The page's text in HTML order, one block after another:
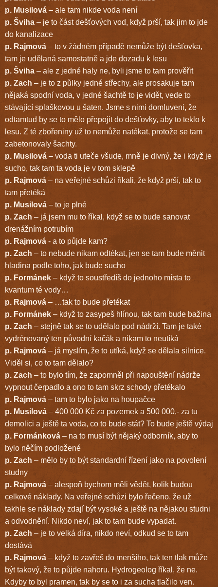
p. Musilová – ale tam nikde voda není
p. Šviha – je to část dešťových vod, když prší, tak jim to jde
do kanalizace
p. Rajmová – to v žádném případě nemůže být dešťovka,
tam je udělaná samostatně a jde dozadu k lesu
p. Šviha – ale z jedné haly ne, byli jsme to tam prověřit
p. Zach – je to z půlky jedné střechy, ale prosakuje tam
nějaká spodní voda, v jedné šachtě to je vidět, vede to
stávající splaškovou u šaten. Jsme s nimi domluveni, že
odtamtud by se to mělo přepojit do dešťovky, aby to teklo k
lesu. Z té zbořeniny už to nemůže natékat, protože se tam
zabetonovaly šachty.
p. Musilová – voda ti uteče všude, mně je divný, že i když je
sucho, tak tam ta voda je v tom sklepě
p. Rajmová – na veřejné schůzi říkali, že když prší, tak to
tam přetéká
p. Musilová – to je plné
p. Zach – já jsem mu to říkal, když se to bude sanovat
drenážním potrubím
p. Rajmová - a to půjde kam?
p. Zach – to nebude nikam odtékat, jen se tam bude měnit
hladina podle toho, jak bude sucho
p. Formánek – když to soustředíš do jednoho místa to
kvantum té vody…
p. Rajmová – …tak to bude přetékat
p. Formánek – když to zasypeš hlínou, tak tam bude bažina
p. Zach – stejně tak se to udělalo pod nádrží. Tam je také
vydrénovaný ten původní kačák a nikam to neutíká
p. Rajmová – já myslím, že to utíká, když se dělala silnice.
Viděl si, co to tam dělalo?
p. Zach – to bylo tím, že zapomněl při napouštění nádrže
vypnout čerpadlo a ono to tam skrz schody přetékalo
p. Rajmová – tam to bylo jako na houpačce
p. Musilová – 400 000 Kč za pozemek a 500 000,- za tu
demolici a ještě ta voda, co to bude stát? To bude ještě výdaj
p. Formánková – na to musí být nějaký odborník, aby to
bylo něčím podložené
p. Zach – mělo by to být standardní řízení jako na povolení
studny
p. Rajmová – alespoň bychom měli vědět, kolik budou
celkové náklady. Na veřejné schůzi bylo řečeno, že už
takhle se náklady zdají být vysoké a ještě na nějakou studni
a odvodnění. Nikdo neví, jak to tam bude vypadat.
p. Zach – je to velká díra, nikdo neví, odkud se to tam
dostává
p. Rajmová – když to zavřeš do menšího, tak ten tlak může
být takový, že to půjde nahoru. Hydrogeolog říkal, že ne.
Kdyby to byl pramen, tak by se to i za sucha tlačilo ven.